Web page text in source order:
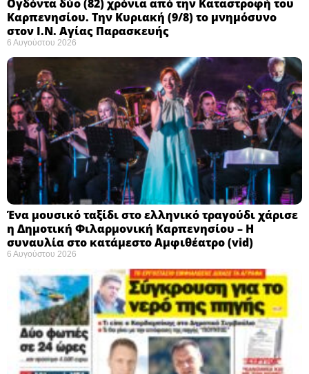
Ογδόντα δύο (82) χρόνια από την Καταστροφή του
Καρπενησίου. Την Κυριακή (9/8) το μνημόσυνο
στον Ι.Ν. Αγίας Παρασκευής
6 Αυγούστου 2026
Ένα μουσικό ταξίδι στο ελληνικό τραγούδι χάρισε
η Δημοτική Φιλαρμονική Καρπενησίου – Η
συναυλία στο κατάμεστο Αμφιθέατρο (vid)
6 Αυγούστου 2026